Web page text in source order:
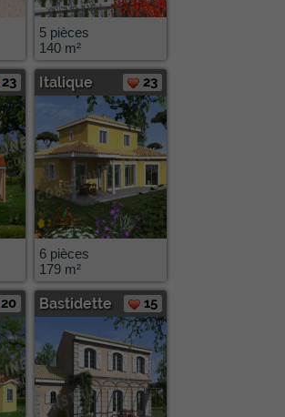
5 pièces
140 m²
23 Italique 23
6 pièces
179 m²
20 Bastidette 15